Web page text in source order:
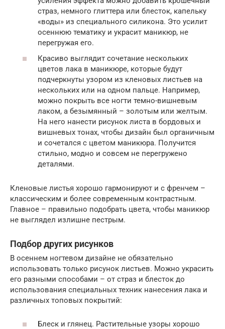
страз, немного глиттера или блесток, капельку
«воды» из специального силикона. Это усилит
осеннюю тематику и украсит маникюр, не
перегружая его.
Красиво выглядит сочетание нескольких
цветов лака в маникюре, которые будут
подчеркнуты узором из кленовых листьев на
нескольких или на одном пальце. Например,
можно покрыть все ногти темно-вишневым
лаком, а безымянный – золотым или желтым.
На него нанести рисунок листа в бордовых и
вишневых тонах, чтобы дизайн был органичным
и сочетался с цветом маникюра. Получится
стильно, модно и совсем не перегружено
деталями.
Кленовые листья хорошо гармонируют и с френчем –
классическим и более современным контрастным.
Главное – правильно подобрать цвета, чтобы маникюр
не выглядел излишне пестрым.
Подбор других рисунков
В осеннем ногтевом дизайне не обязательно
использовать только рисунок листьев. Можно украсить
его разными способами – от страз и блесток до
использования специальных техник нанесения лака и
различных топовых покрытий:
Блеск и глянец. Растительные узоры хорошо